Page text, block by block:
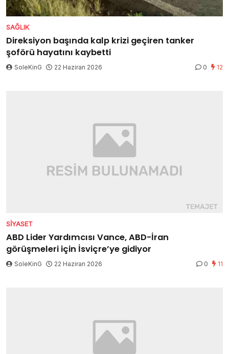
SAĞLIK
Direksiyon başında kalp krizi geçiren tanker
şoförü hayatını kaybetti
SoleKinG 22 Haziran 2026 0 12
SIYASET
ABD Lider Yardımcısı Vance, ABD-İran
görüşmeleri için İsviçre’ye gidiyor
SoleKinG 22 Haziran 2026 0 11